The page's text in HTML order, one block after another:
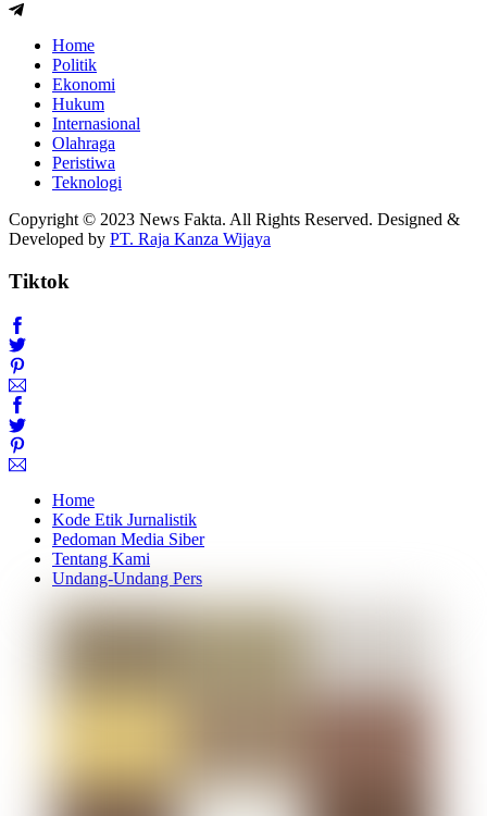
Home
Politik
Ekonomi
Hukum
Internasional
Olahraga
Peristiwa
Teknologi
Copyright © 2023 News Fakta. All Rights Reserved. Designed &
Developed by PT. Raja Kanza Wijaya
Tiktok
Home
Kode Etik Jurnalistik
Pedoman Media Siber
Tentang Kami
Undang-Undang Pers